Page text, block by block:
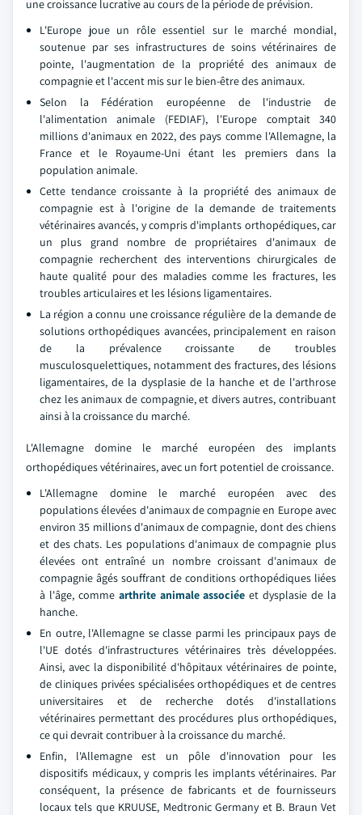
une croissance lucrative au cours de la période de prévision.
L'Europe joue un rôle essentiel sur le marché mondial,
soutenue par ses infrastructures de soins vétérinaires de
pointe, l'augmentation de la propriété des animaux de
compagnie et l'accent mis sur le bien-être des animaux.
Selon la Fédération européenne de l'industrie de
l'alimentation animale (FEDIAF), l'Europe comptait 340
millions d'animaux en 2022, des pays comme l'Allemagne, la
France et le Royaume-Uni étant les premiers dans la
population animale.
Cette tendance croissante à la propriété des animaux de
compagnie est à l'origine de la demande de traitements
vétérinaires avancés, y compris d'implants orthopédiques, car
un plus grand nombre de propriétaires d'animaux de
compagnie recherchent des interventions chirurgicales de
haute qualité pour des maladies comme les fractures, les
troubles articulaires et les lésions ligamentaires.
La région a connu une croissance régulière de la demande de
solutions orthopédiques avancées, principalement en raison
de la prévalence croissante de troubles
musculosquelettiques, notamment des fractures, des lésions
ligamentaires, de la dysplasie de la hanche et de l'arthrose
chez les animaux de compagnie, et divers autres, contribuant
ainsi à la croissance du marché.
L'Allemagne domine le marché européen des implants
orthopédiques vétérinaires, avec un fort potentiel de croissance.
L'Allemagne domine le marché européen avec des
populations élevées d'animaux de compagnie en Europe avec
environ 35 millions d'animaux de compagnie, dont des chiens
et des chats. Les populations d'animaux de compagnie plus
élevées ont entraîné un nombre croissant d'animaux de
compagnie âgés souffrant de conditions orthopédiques liées
à l'âge, comme arthrite animale associée et dysplasie de la
hanche.
En outre, l'Allemagne se classe parmi les principaux pays de
l'UE dotés d'infrastructures vétérinaires très développées.
Ainsi, avec la disponibilité d'hôpitaux vétérinaires de pointe,
de cliniques privées spécialisées orthopédiques et de centres
universitaires et de recherche dotés d'installations
vétérinaires permettant des procédures plus orthopédiques,
ce qui devrait contribuer à la croissance du marché.
Enfin, l'Allemagne est un pôle d'innovation pour les
dispositifs médicaux, y compris les implants vétérinaires. Par
conséquent, la présence de fabricants et de fournisseurs
locaux tels que KRUUSE, Medtronic Germany et B. Braun Vet